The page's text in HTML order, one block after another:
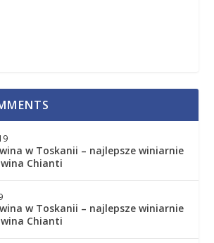
w Toskanii – najlepsze winiarnie
Chianti
w Toskanii – najlepsze winiarnie
Chianti